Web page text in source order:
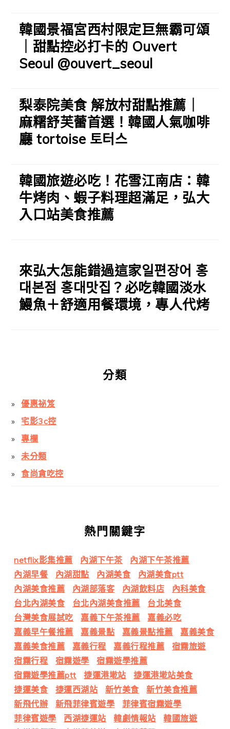
韓國景福宮西村限定巨無霸可頌
｜甜點控必打卡的 Ouvert
Seoul @ouvert_seoul
梨泰院美食 解放村甜點推薦｜
麻糬舒芙蕾首選！韓國人氣咖啡
廳 tortoise 토터스
韓國旅遊必吃！花雪江南店：韓
牛烤肉、蝦子料理超滿足，弘大
入口站美食推薦
來弘大怎能錯過這家일편장어 홍
대본점 홍대맛집？必吃韓國淡水
鰻魚＋舒適用餐環境，專人代烤
分類
優惠祕笈
宅影3c控
專欄
未分類
食尚貪吃控
熱門關鍵字
netflix影集推薦 內湖下午茶
內湖下午茶推薦
內湖早餐
內湖甜點 內湖美食
內湖美食ptt
內湖美食推薦
內湖部落客 內湖飲料店
內科美食
台北內湖美食
台北內湖美食推薦
台北美食
台灣美食展試吃
嘉義下午茶推薦
嘉義必吃
嘉義早午餐推薦
嘉義景點 嘉義景點推薦
嘉義美食
嘉義美食推薦
嘉義行程 嘉義行程推薦
宿霧旅遊
宿霧行程
宿霧遊學
宿霧遊學推薦
宿霧遊學推薦ptt
捷運港墘站
捷運港墘站美食
捷運美食
捷運西湖站 新竹美食
新竹美食推薦
新飛代辦
新飛菲律賓遊學
菲律賓宿霧遊學
菲律賓遊學
西湖捷運站 韓劇情報站
韓國旅遊